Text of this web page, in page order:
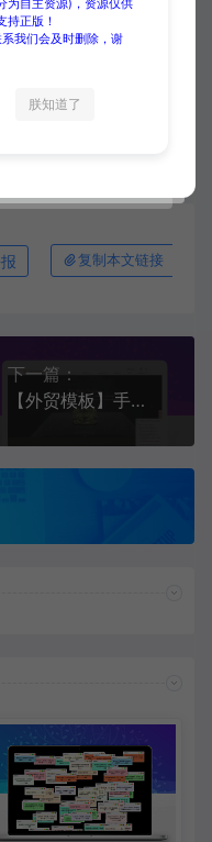
板】健康美食餐饮行业
复制本文链接
下一篇：
【外贸模板】手工定制及奢侈品行业 深灰款 响应式模板
为自主资源)，资源仅供
持正版！
我们会及时删除，谢
朕知道了